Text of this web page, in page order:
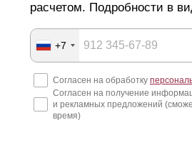
расчетом. Подробности в
+7
Согласен на обработку
Согласен на получение
и рекламных предложений
время)